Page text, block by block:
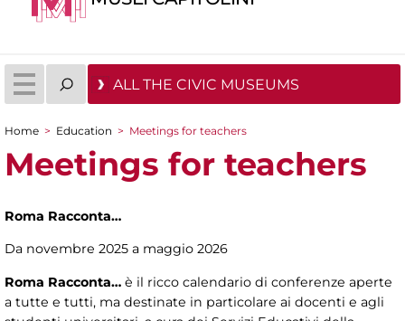
ALL THE CIVIC MUSEUMS
You are here
Home > Education > Meetings for teachers
Meetings for teachers
Roma Racconta…
Da novembre 2025 a maggio 2026
Roma Racconta… è il ricco calendario di conferenze aperte
a tutte e tutti, ma destinate in particolare ai docenti e agli